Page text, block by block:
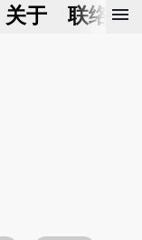
关于 联络我
menu